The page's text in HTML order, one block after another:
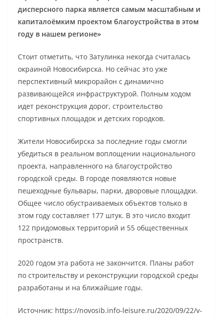
дисперсного парка является самым масштабным и
капиталоёмким проектом благоустройства в этом
году в нашем регионе»
Стоит отметить, что Затулинка некогда считалась
окраиной Новосибирска. Но сейчас это уже
перспективный микрорайон с динамично
развивающейся инфраструктурой. Полным ходом
идет реконструкция дорог, строительство
спортивных площадок и детских городков.
Жители Новосибирска за последние годы смогли
убедиться в реальном воплощении национального
проекта, направленного на благоустройство
городской среды. В городе появляются новые
пешеходные бульвары, парки, дворовые площадки.
Общее число обустраиваемых объектов только в
этом году составляет 177 штук. В это число входит
122 придомовых территорий и 55 общественных
пространств.
2020 годом эта работа не закончится. Планы работ
по строительству и реконструкции городской среды
разработаны и на ближайшие годы.
Источник: https://novosib.info-leisure.ru/2020/09/22/v-